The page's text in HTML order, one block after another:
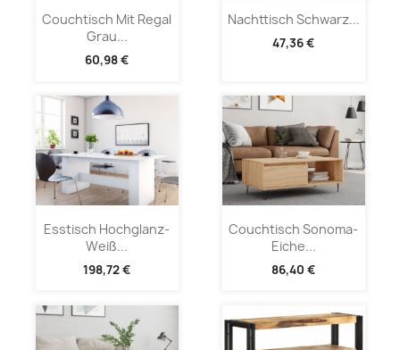
Couchtisch Mit Regal
Grau...
60,98 €
Nachttisch Schwarz...
47,36 €
Esstisch Hochglanz-
Weiß...
198,72 €
Couchtisch Sonoma-
Eiche...
86,40 €